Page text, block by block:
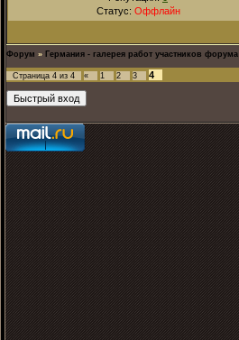
Статус: Оффлайн
Форум » Германия - галерея работ участников форума
Страница 4 из 4 « 1 2 3 4